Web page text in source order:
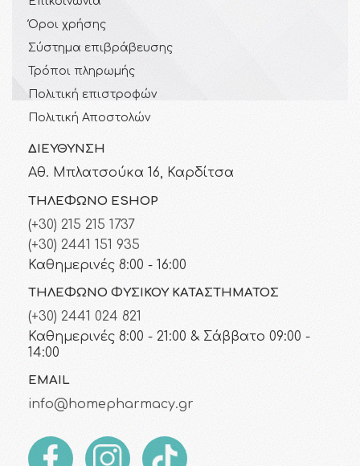
Όροι χρήσης
Σύστημα επιβράβευσης
Τρόποι πληρωμής
Πολιτική επιστροφών
Πολιτική Αποστολών
ΔΙΕΎΘΥΝΣΗ
Αθ. Μπλατσούκα 16, Καρδίτσα
ΤΗΛΈΦΩΝΟ ESHOP
(+30) 215 215 1737
(+30) 2441 151 935
Καθημερινές 8:00 - 16:00
ΤΗΛΈΦΩΝΟ ΦΥΣΙΚΟΎ ΚΑΤΑΣΤΉΜΑΤΟΣ
(+30) 2441 024 821
Καθημερινές 8:00 - 21:00 & Σάββατο 09:00 -
14:00
EMAIL
info@homepharmacy.gr